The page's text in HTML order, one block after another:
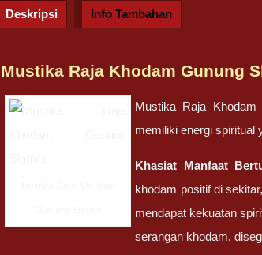
Deskripsi Info Tambahan
Mustika Raja Khodam Gunung
Mustika Raja
memiliki energi spiritual
Khasiat Manfaat
khodam positif di
mendapat kekuatan
serangan khodam,